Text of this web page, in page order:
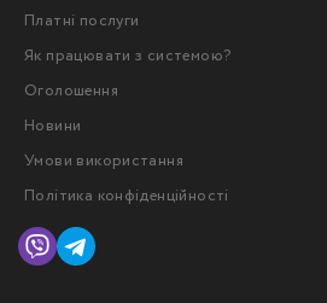
Платні послуги
Як працювати з системою?
Оголошення
Новини
Умови використання
Політика конфіденційності